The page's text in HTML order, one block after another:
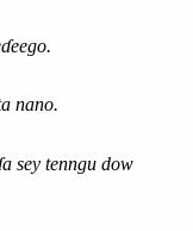
nano.
sey tenngu dow